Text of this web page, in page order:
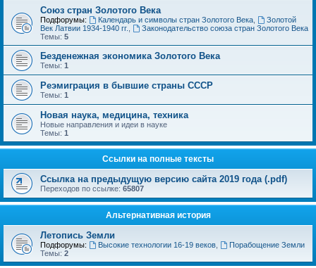
Cоюз стран Золотого Века
Подфорумы: Календарь и символы стран Золотого Века,
Золотой
Век Латвии 1934-1940 гг.
Законодательство союза стран Золотого Века
Темы: 5
Безденежная экономика Золотого Века
Темы: 1
Реэмиграция в бывшие страны СССР
Темы: 1
Новая наука, медицина, техника
Новые направления и идеи в науке
Темы: 1
Ссылки на полные тексты
Ссылка на предыдущую версию сайта 2019 года (.pdf)
Переходов по ссылке: 65807
Альтернативная история
Летопись Земли
Подфорумы: Высокие технологии 16-19 веков,
Порабощение Земли
Темы: 2